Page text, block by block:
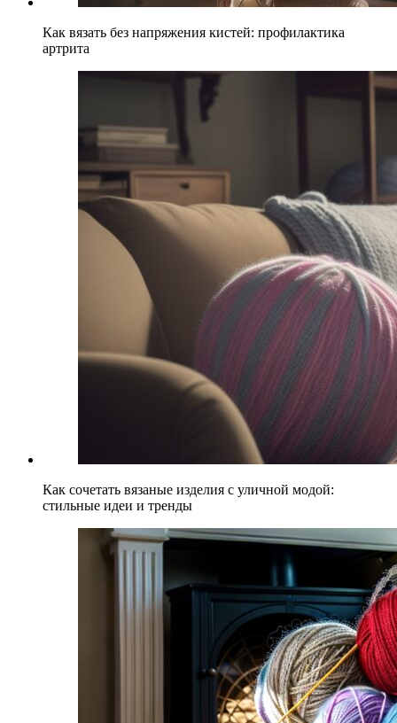
Как вязать без напряжения кистей: профилактика
артрита
Как сочетать вязаные изделия с уличной модой:
стильные идеи и тренды